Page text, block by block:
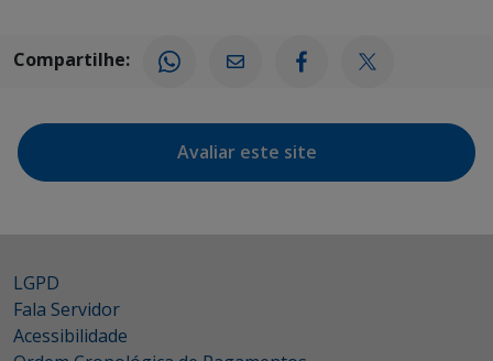
Compartilhe:
Avaliar este site
LGPD
Fala Servidor
Acessibilidade